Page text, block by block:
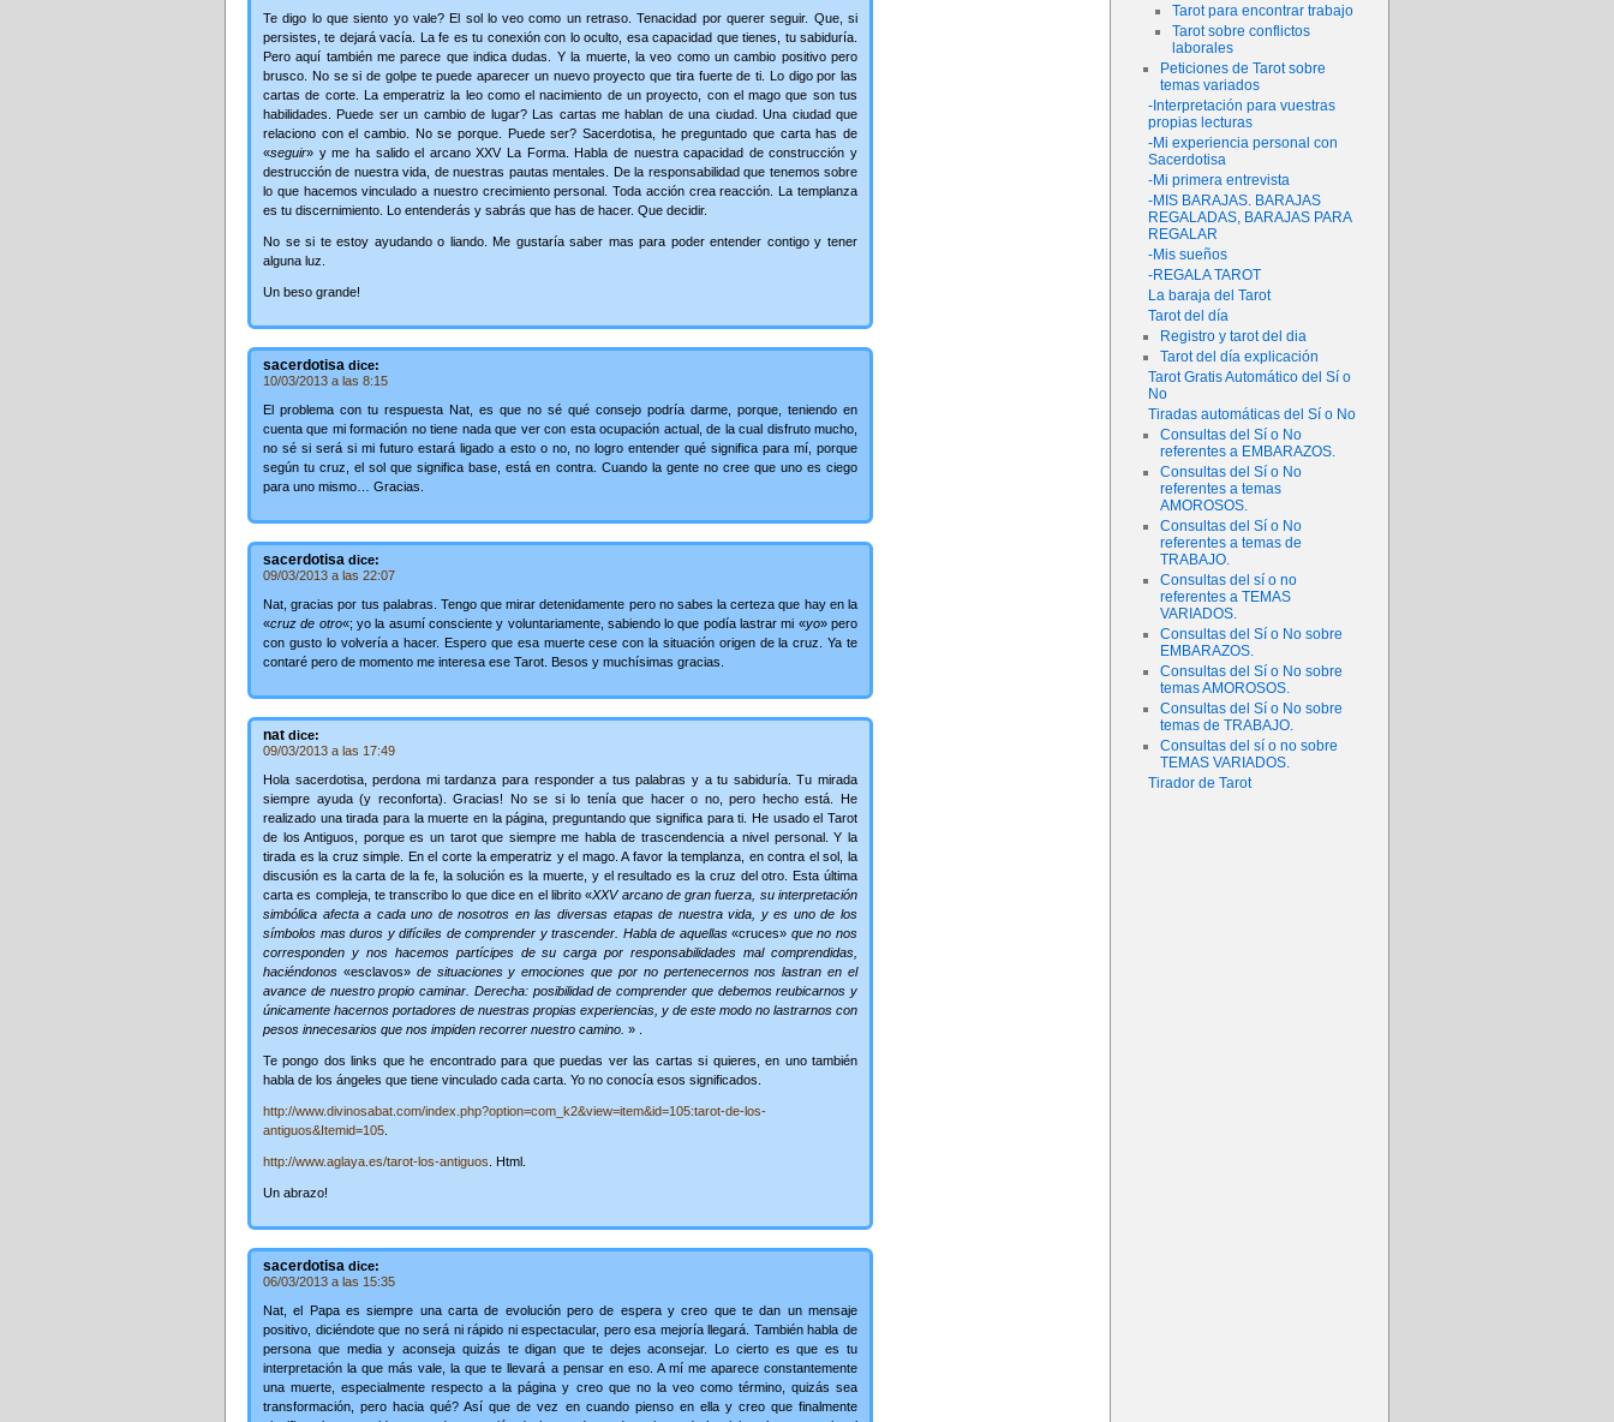
Te digo lo que siento yo vale? El sol lo veo como un retraso. Tenacidad por querer seguir. Que, si
persistes, te dejará vacía. La fe es tu conexión con lo oculto, esa capacidad que tienes, tu sabiduría.
Pero aquí también me parece que indica dudas. Y la muerte, la veo como un cambio positivo pero
brusco. No se si de golpe te puede aparecer un nuevo proyecto que tira fuerte de ti. Lo digo por las
cartas de corte. La emperatriz la leo como el nacimiento de un proyecto, con el mago que son tus
habilidades. Puede ser un cambio de lugar? Las cartas me hablan de una ciudad. Una ciudad que
relaciono con el cambio. No se porque. Puede ser? Sacerdotisa, he preguntado que carta has de
«seguir» y me ha salido el arcano XXV La Forma. Habla de nuestra capacidad de construcción y
destrucción de nuestra vida, de nuestras pautas mentales. De la responsabilidad que tenemos sobre
lo que hacemos vinculado a nuestro crecimiento personal. Toda acción crea reacción. La templanza
es tu discernimiento. Lo entenderás y sabrás que has de hacer. Que decidir.
No se si te estoy ayudando o liando. Me gustaría saber mas para poder entender contigo y tener
alguna luz.
Un beso grande!
sacerdotisa dice:
10/03/2013 a las 8:15
El problema con tu respuesta Nat, es que no sé qué consejo podría darme, porque, teniendo en
cuenta que mi formación no tiene nada que ver con esta ocupación actual, de la cual disfruto mucho,
no sé si será si mi futuro estará ligado a esto o no, no logro entender qué significa para mí, porque
según tu cruz, el sol que significa base, está en contra. Cuando la gente no cree que uno es ciego
para uno mismo… Gracias.
sacerdotisa dice:
09/03/2013 a las 22:07
Nat, gracias por tus palabras. Tengo que mirar detenidamente pero no sabes la certeza que hay en la
«cruz de otro«; yo la asumí consciente y voluntariamente, sabiendo lo que podía lastrar mi «yo» pero
con gusto lo volvería a hacer. Espero que esa muerte cese con la situación origen de la cruz. Ya te
contaré pero de momento me interesa ese Tarot. Besos y muchísimas gracias.
nat dice:
09/03/2013 a las 17:49
Hola sacerdotisa, perdona mi tardanza para responder a tus palabras y a tu sabiduría. Tu mirada
siempre ayuda (y reconforta). Gracias! No se si lo tenía que hacer o no, pero hecho está. He
realizado una tirada para la muerte en la página, preguntando que significa para ti. He usado el Tarot
de los Antiguos, porque es un tarot que siempre me habla de trascendencia a nivel personal. Y la
tirada es la cruz simple. En el corte la emperatriz y el mago. A favor la templanza, en contra el sol, la
discusión es la carta de la fe, la solución es la muerte, y el resultado es la cruz del otro. Esta última
carta es compleja, te transcribo lo que dice en el librito «XXV arcano de gran fuerza, su interpretación
simbólica afecta a cada uno de nosotros en las diversas etapas de nuestra vida, y es uno de los
símbolos mas duros y difíciles de comprender y trascender. Habla de aquellas«cruces» que no nos
corresponden y nos hacemos partícipes de su carga por responsabilidades mal comprendidas,
haciéndonos «esclavos»de situaciones y emociones que por no pertenecernos nos lastran en el
avance de nuestro propio caminar. Derecha: posibilidad de comprender que debemos reubicarnos y
únicamente hacernos portadores de nuestras propias experiencias, y de este modo no lastrarnos con
pesos innecesarios que nos impiden recorrer nuestro camino. » .
Te pongo dos links que he encontrado para que puedas ver las cartas si quieres, en uno también
habla de los ángeles que tiene vinculado cada carta. Yo no conocía esos significados.
http://www.divinosabat.com/index.php?option=com_k2&view=item&id=105:tarot-de-los-
antiguos&Itemid=105
http://www.aglaya.es/tarot-los-antiguos . Html.
Un abrazo!
sacerdotisa dice:
06/03/2013 a las 15:35
Nat, el Papa es siempre una carta de evolución pero de espera y creo que te dan un mensaje
positivo, diciéndote que no será ni rápido ni espectacular, pero esa mejoría llegará. También habla de
persona que media y aconseja quizás te digan que te dejes aconsejar. Lo cierto es que es tu
interpretación la que más vale, la que te llevará a pensar en eso. A mí me aparece constantemente
una muerte, especialmente respecto a la página y creo que no la veo como término, quizás sea
transformación, pero hacia qué? Así que de vez en cuando pienso en ella y creo que finalmente
Tarot para encontrar trabajo
Tarot sobre conflictos
laborales
Peticiones de Tarot sobre
temas variados
-Interpretación para vuestras
propias lecturas
-Mi experiencia personal con
Sacerdotisa
-Mi primera entrevista
-MIS BARAJAS. BARAJAS
REGALADAS, BARAJAS PARA
REGALAR
-Mis sueños
-REGALA TAROT
La baraja del Tarot
Tarot del día
Registro y tarot del dia
Tarot del día explicación
Tarot Gratis Automático del Sí o
No
Tiradas automáticas del Sí o No
Consultas del Sí o No
referentes a EMBARAZOS.
Consultas del Sí o No
referentes a temas
AMOROSOS.
Consultas del Sí o No
referentes a temas de
TRABAJO.
Consultas del sí o no
referentes a TEMAS
VARIADOS.
Consultas del Sí o No sobre
EMBARAZOS.
Consultas del Sí o No sobre
temas AMOROSOS.
Consultas del Sí o No sobre
temas de TRABAJO.
Consultas del sí o no sobre
TEMAS VARIADOS.
Tirador de Tarot